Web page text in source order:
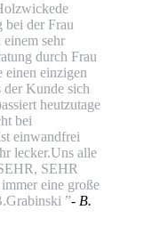
bei der Frau
sehr
durch Frau
einen einzigen
der Kunde sich
heutzutage
bei
einwandfrei
lecker.Uns alle
SEHR
eine große
”- B.